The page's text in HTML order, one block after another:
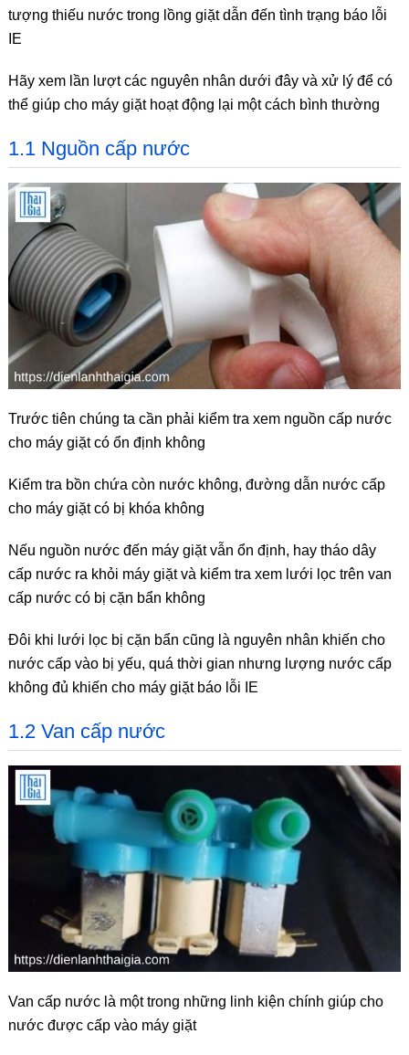
tượng thiếu nước trong lồng giặt dẫn đến tình trạng báo lỗi
IE
Hãy xem lần lượt các nguyên nhân dưới đây và xử lý để có
thể giúp cho máy giặt hoạt động lại một cách bình thường
1.1 Nguồn cấp nước
Trước tiên chúng ta cần phải kiểm tra xem nguồn cấp nước
cho máy giặt có ổn định không
Kiểm tra bồn chứa còn nước không, đường dẫn nước cấp
cho máy giặt có bị khóa không
Nếu nguồn nước đến máy giặt vẫn ổn định, hay tháo dây
cấp nước ra khỏi máy giặt và kiểm tra xem lưới lọc trên van
cấp nước có bị cặn bẩn không
Đôi khi lưới lọc bị cặn bẩn cũng là nguyên nhân khiến cho
nước cấp vào bị yếu, quá thời gian nhưng lượng nước cấp
không đủ khiến cho máy giặt báo lỗi IE
1.2 Van cấp nước
Van cấp nước là một trong những linh kiện chính giúp cho
nước được cấp vào máy giặt